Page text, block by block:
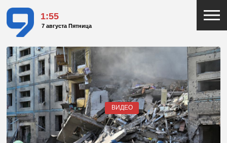
1:55
7 августа Пятница
ВИДЕО